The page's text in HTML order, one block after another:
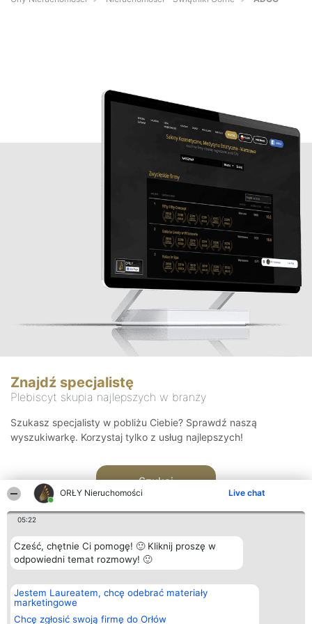
ORŁY Nieruchomości Live chat
05:22
Cześć, chętnie Ci pomogę! 🙂 Kliknij proszę w
odpowiedni temat rozmowy! 🙂
Jestem Laureatem, chcę odebrać materiały
marketingowe
Chcę zgłosić swoją firmę do Orłów
Znajdź specjalistę
Plebiscyt skupia najlepszych w branży
Szukasz specjalisty w pobliżu Ciebie? Sprawdź naszą
wyszukiwarkę. Korzystaj tylko z usług najlepszych!
Szukaj
Organizator plebiscytu
Bright Side Solutions sp. z o.
o. sp. k.
ul. Ruska 22
Plebiscyt
Laureaci
wszystkich
Kontakt
Kontakt